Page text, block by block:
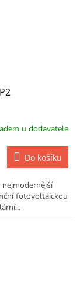
u dodavatele
Do košíku
fotovoltaickou